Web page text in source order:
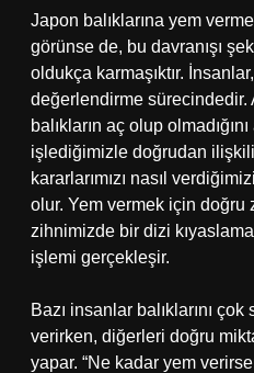
Japon balıklarına yem
görünse de, bu davranışı
oldukça karmaşıktır.
değerlendirme sürecindedir.
balıkların aç olup
işlediğimizle doğrudan
kararlarımızı nasıl
olur. Yem vermek için doğru
zihnimizde bir dizi
işlemi gerçekleşir.
Bazı insanlar balıklarını
verirken, diğerleri doğru
yapar. “Ne kadar yem